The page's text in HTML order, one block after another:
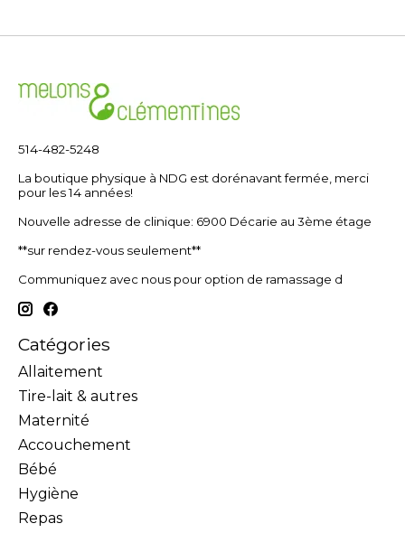
514-482-5248
La boutique physique à NDG est dorénavant fermée, merci
pour les 14 années!
Nouvelle adresse de clinique: 6900 Décarie au 3ème étage
**sur rendez-vous seulement**
Communiquez avec nous pour option de ramassage d
Catégories
Allaitement
Tire-lait & autres
Maternité
Accouchement
Bébé
Hygiène
Repas